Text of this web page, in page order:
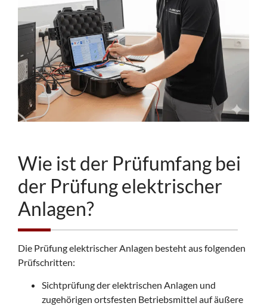
Wie ist der Prüfumfang bei
der Prüfung elektrischer
Anlagen?
Die Prüfung elektrischer Anlagen besteht aus folgenden
Prüfschritten:
Sichtprüfung der elektrischen Anlagen und
zugehörigen ortsfesten Betriebsmittel auf äußere